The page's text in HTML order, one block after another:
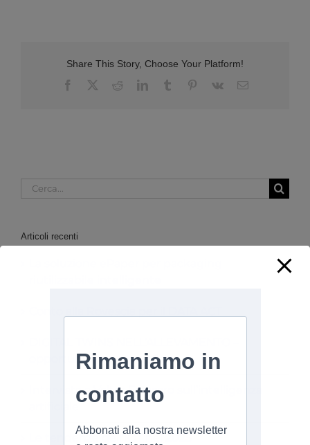
Share This Story, Choose Your Platform!
Facebook
RedditLinkedInTumblr Pinterest
Vk Email
Cerca
Articoli recenti
opportunità e nuove sfide
Intervista a Valter Fraccaro sull’intelligenza
Le tendenze dell’IOT nel 2025